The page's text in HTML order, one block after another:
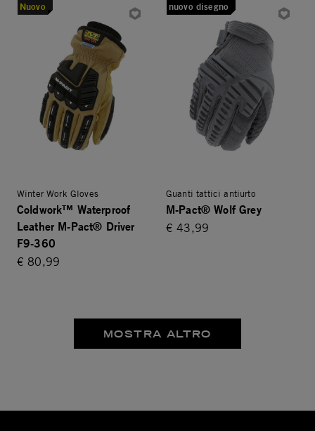
Nuovo
Winter Work Gloves
Coldwork™ Waterproof
Leather M-Pact® Driver
F9-360
€ 80,99
nuovo disegno
Guanti tattici antiurto
M-Pact® Wolf Grey
€ 43,99
MOSTRA ALTRO